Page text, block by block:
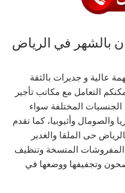
بالشهر في الرياض
عالية و جديرات بالثقة
التعامل مع مكاتب تأجير
الجنسيات المختلفة سواء
والصومال وأثيوبيا، كما تقدم
حى الملقا والغدير
المتسخة وتنظيف
وتجفيفها ووضعها في